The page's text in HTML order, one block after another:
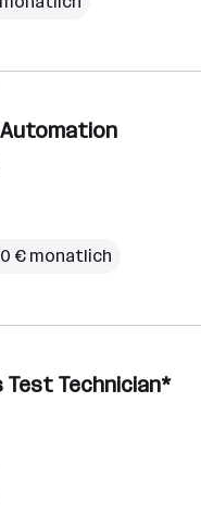
€ monatlich
Technician*